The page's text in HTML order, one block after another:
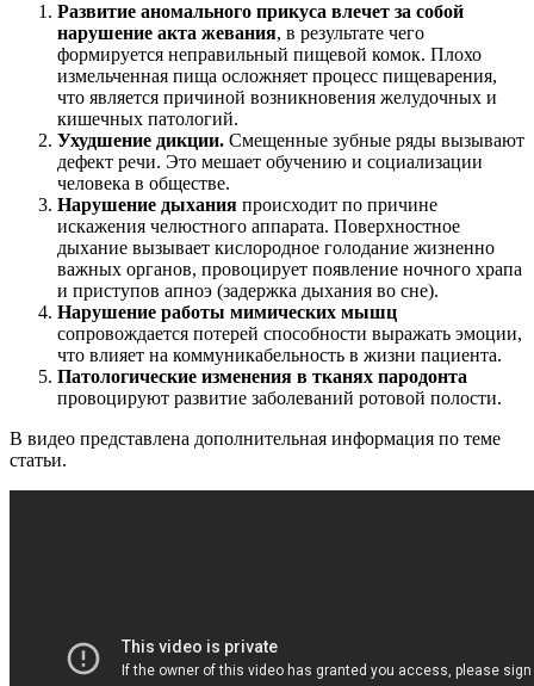
Развитие аномального прикуса влечет за собой
нарушение акта жевания, в результате чего
формируется неправильный пищевой комок. Плохо
измельченная пища осложняет процесс пищеварения,
что является причиной возникновения желудочных и
кишечных патологий.
Ухудшение дикции. Смещенные зубные ряды вызывают
дефект речи. Это мешает обучению и социализации
человека в обществе.
Нарушение дыхания происходит по причине
искажения челюстного аппарата. Поверхностное
дыхание вызывает кислородное голодание жизненно
важных органов, провоцирует появление ночного храпа
и приступов апноэ (задержка дыхания во сне).
Нарушение работы мимических мышц
сопровождается потерей способности выражать эмоции,
что влияет на коммуникабельность в жизни пациента.
Патологические изменения в тканях пародонта
провоцируют развитие заболеваний ротовой полости.
В видео представлена дополнительная информация по теме
статьи.